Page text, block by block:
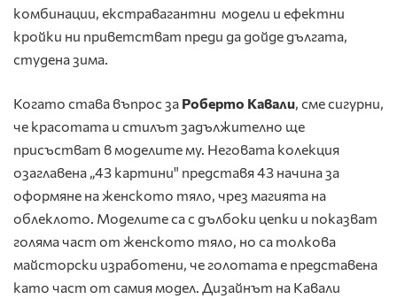
комбинации, екстравагантни модели и ефектни
кройки ни приветстват преди да дойде дългата,
студена зима.
Когато става въпрос за Роберто Кавали, сме сигурни,
че красотата и стилът задължително ще
присъстват в моделите му. Неговата колекция
озаглавена „43 картини" представя 43 начина за
оформяне на женското тяло, чрез магията на
облеклото. Моделите са с дълбоки цепки и показват
голяма част от женското тяло, но са толкова
майсторски изработени, че голотата е представена
като част от самия модел. Дизайнът на Кавали